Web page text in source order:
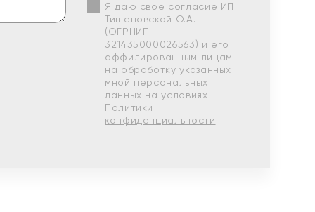
Я даю свое согласие ИП
Тишеновской О.А.
(ОГРНИП
321435000026563) и его
аффилированным лицам
на обработку указанных
мной персональных
данных на условиях
Политики
конфиденциальности